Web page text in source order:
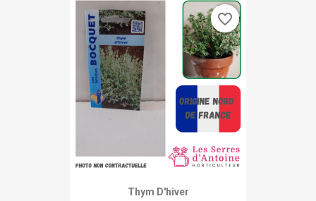
Thym D'hiver
favorite_border